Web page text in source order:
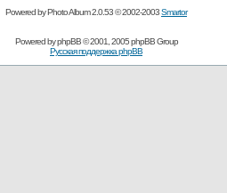
Powered by Photo Album 2.0.53 © 2002-2003Smartor
Powered byphpBB© 2001, 2005 phpBB Group
Русская поддержка phpBB